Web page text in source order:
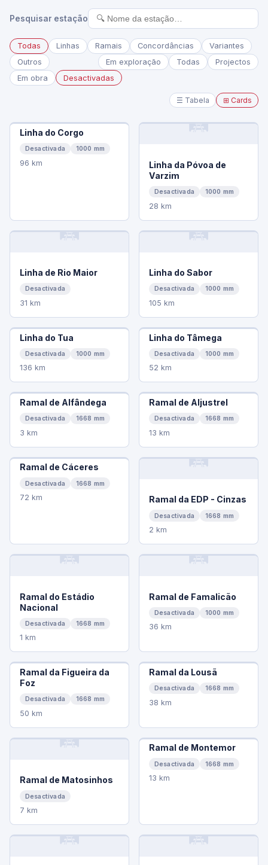
Pesquisar estação
Todas Linhas Ramais Concordâncias
Variantes
Outros
Em exploração Todas
Projectos
Em obra
Desactivadas
☰ Tabela ⊞ Cards
Linha do Corgo
Desactivada 1000 mm
96 km
🛤️
Linha da Póvoa de
Varzim
Desactivada 1000 mm
28 km
🛤️
Linha de Rio Maior
Desactivada
31 km
🛤️
Linha do Sabor
Desactivada 1000 mm
105 km
Linha do Tua
Desactivada 1000 mm
136 km
Linha do Tâmega
Desactivada 1000 mm
52 km
Ramal de Alfândega
Desactivada 1668 mm
3 km
Ramal de Aljustrel
Desactivada 1668 mm
13 km
Ramal de Cáceres
Desactivada 1668 mm
72 km
🛤️
Ramal da EDP - Cinzas
Desactivada 1668 mm
2 km
🛤️
Ramal do Estádio
Nacional
Desactivada 1668 mm
1 km
🛤️
Ramal de Famalicão
Desactivada 1000 mm
36 km
Ramal da Figueira da
Foz
Desactivada 1668 mm
50 km
Ramal da Lousã
Desactivada 1668 mm
38 km
🛤️
Ramal de Matosinhos
Desactivada
7 km
Ramal de Montemor
Desactivada 1668 mm
13 km
🛤️ 🛤️